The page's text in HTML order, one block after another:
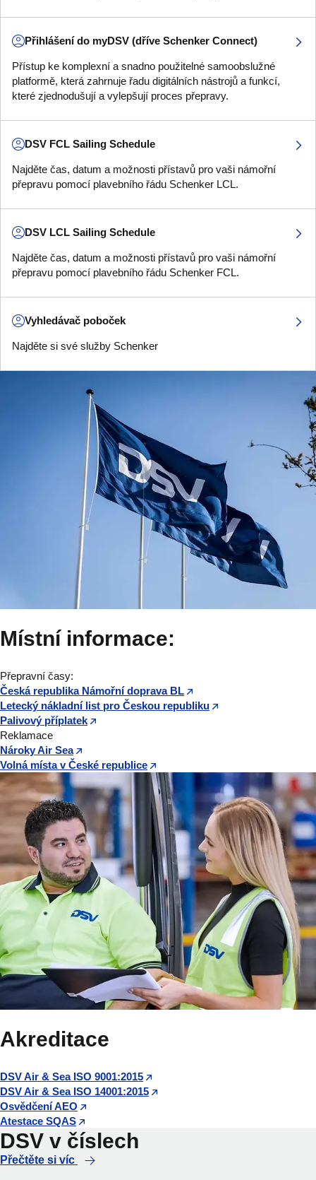
Přihlášení do myDSV (dříve Schenker Connect)
Přístup ke komplexní a snadno použitelné samoobslužné
platformě, která zahrnuje řadu digitálních nástrojů a funkcí,
které zjednodušují a vylepšují proces přepravy.
DSV FCL Sailing Schedule
Najděte čas, datum a možnosti přístavů pro vaši námořní
přepravu pomocí plavebního řádu Schenker LCL.
DSV LCL Sailing Schedule
Najděte čas, datum a možnosti přístavů pro vaši námořní
přepravu pomocí plavebního řádu Schenker FCL.
Vyhledávač poboček
Najděte si své služby Schenker
Místní informace:
Přepravní časy:
Česká republika Námořní doprava BL
Letecký nákladní list pro Českou republiku
Palivový příplatek
Reklamace
Nároky Air Sea
Volná místa v České republice
Akreditace
DSV Air & Sea ISO 9001:2015
DSV Air & Sea ISO 14001:2015
Osvědčení AEO
Atestace SQAS
DSV v číslech
Přečtěte si víc